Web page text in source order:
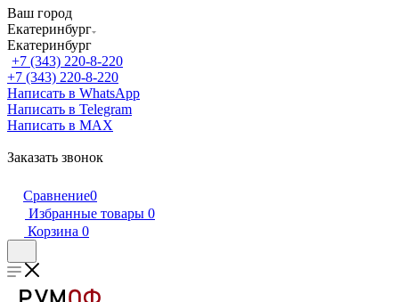
Ваш город
Екатеринбург
Екатеринбург
+7 (343) 220-8-220
+7 (343) 220-8-220
Написать в WhatsApp
Написать в Telegram
Написать в MAX
Заказать звонок
Сравнение0
Избранные товары 0
Корзина 0